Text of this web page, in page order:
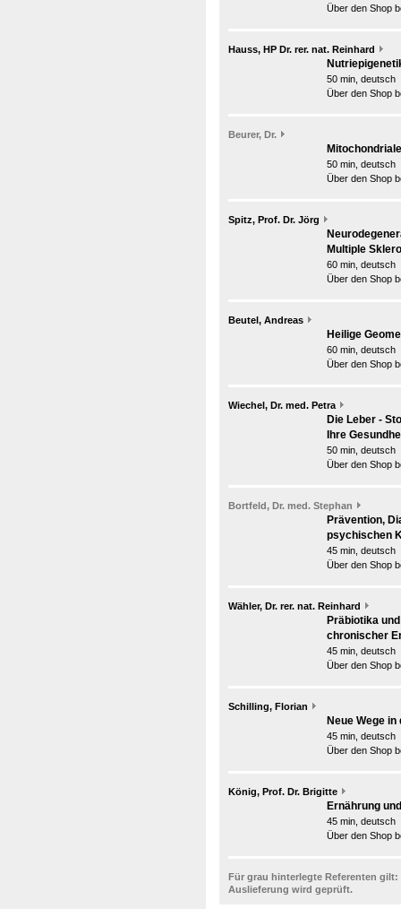
Über den Shop
Hauss, HP Dr. rer. nat. Reinhard
50 min, deutsch
Über den Shop
Beurer, Dr.
50 min, deutsch
Über den Shop
Spitz, Prof. Dr. Jörg
Multiple
60 min, deutsch
Über den Shop
Beutel, Andreas
Heilige
60 min, deutsch
Über den Shop
Wiechel, Dr. med. Petra
Die Leber -
Ihre
50 min, deutsch
Über den Shop
Bortfeld, Dr. med. Stephan
Prävention,
psychischen
45 min, deutsch
Über den Shop
Wähler, Dr. rer. nat. Reinhard
Präbiotika
chronischer
45 min, deutsch
Über den Shop
Schilling, Florian
Neue Wege
45 min, deutsch
Über den Shop
König, Prof. Dr. Brigitte
Ernährung und
45 min, deutsch
Über den Shop
Für grau hinterlegte Referenten gilt:
Auslieferung wird geprüft.